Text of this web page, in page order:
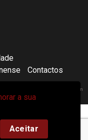
a sua
Aceitar
Contactos
| Adapted by Tecni24.com | Hosted on
AF themes.